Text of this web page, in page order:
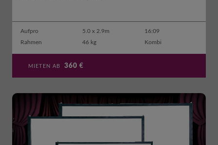
Aufpro 5.0 x 2.9m
16:09
Rahmen
46 kg Kombi
MIETEN AB 360 €